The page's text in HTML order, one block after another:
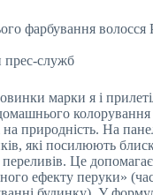
фарбування волосся
прес-служб
марки я і
природність. На
які посилюють
переливів. Це допомагає
ефекту перуки»